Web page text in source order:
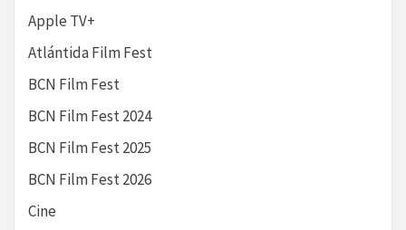
Apple TV+
Atlántida Film Fest
BCN Film Fest
BCN Film Fest 2024
BCN Film Fest 2025
BCN Film Fest 2026
Cine